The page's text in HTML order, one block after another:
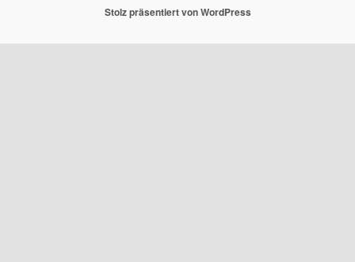
Stolz präsentiert von WordPress